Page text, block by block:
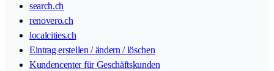
search.ch
renovero.ch
localcities.ch
Eintrag erstellen / ändern / löschen
Kundencenter für Geschäftskunden